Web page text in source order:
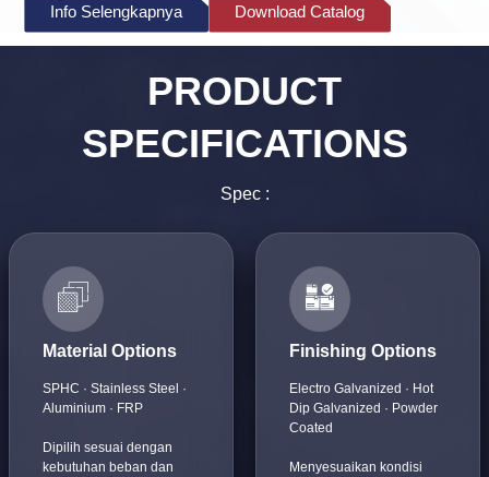
Info Selengkapnya Download Catalog
PRODUCT
SPECIFICATIONS
Spec :
Material Options
SPHC · Stainless Steel ·
Aluminium · FRP
Dipilih sesuai dengan
kebutuhan beban dan
Finishing Options
Electro Galvanized · Hot
Dip Galvanized · Powder
Coated
Menyesuaikan kondisi